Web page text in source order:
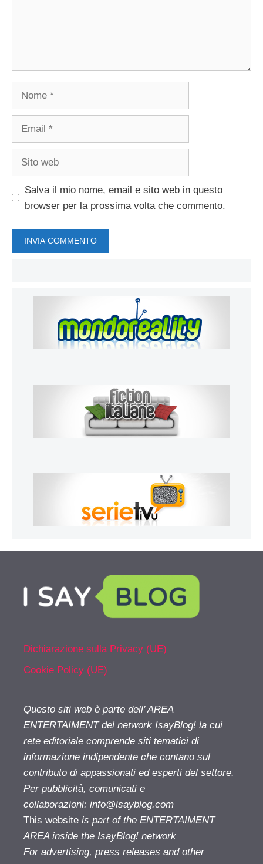
Salva il mio nome, email e sito web in questo
browser per la prossima volta che commento.
Dichiarazione sulla Privacy (UE)
Cookie Policy (UE)
Questo siti web è parte dell’ AREA
ENTERTAIMENT del network IsayBlog! la cui
rete editoriale comprende siti tematici di
informazione indipendente che contano sul
contributo di appassionati ed esperti del settore.
Per pubblicità, comunicati e
collaborazioni: info@isayblog.com
This website is part of the ENTERTAIMENT
AREA inside the IsayBlog! network
For advertising, press releases and other